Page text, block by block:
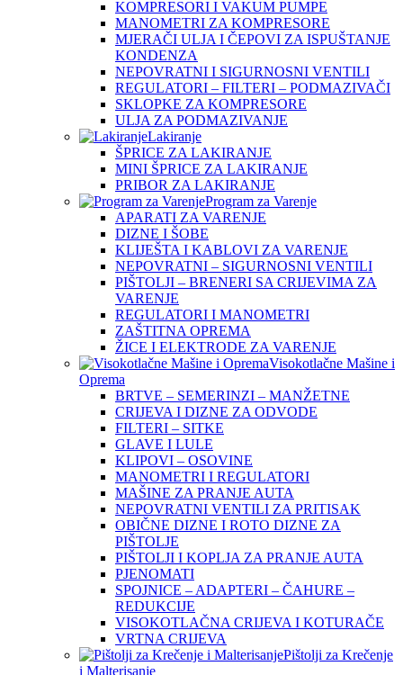
KOMPRESORI I VAKUM PUMPE
MANOMETRI ZA KOMPRESORE
MJERAČI ULJA I ČEPOVI ZA ISPUŠTANJE
KONDENZA
NEPOVRATNI I SIGURNOSNI VENTILI
REGULATORI – FILTERI – PODMAZIVAČI
SKLOPKE ZA KOMPRESORE
ULJA ZA PODMAZIVANJE
Lakiranje
ŠPRICE ZA LAKIRANJE
MINI ŠPRICE ZA LAKIRANJE
PRIBOR ZA LAKIRANJE
Program za Varenje
APARATI ZA VARENJE
DIZNE I ŠOBE
KLIJEŠTA I KABLOVI ZA VARENJE
NEPOVRATNI – SIGURNOSNI VENTILI
PIŠTOLJI – BRENERI SA CRIJEVIMA ZA
VARENJE
REGULATORI I MANOMETRI
ZAŠTITNA OPREMA
ŽICE I ELEKTRODE ZA VARENJE
Visokotlačne Mašine i
Oprema
BRTVE – SEMERINZI – MANŽETNE
CRIJEVA I DIZNE ZA ODVODE
FILTERI – SITKE
GLAVE I LULE
KLIPOVI – OSOVINE
MANOMETRI I REGULATORI
MAŠINE ZA PRANJE AUTA
NEPOVRATNI VENTILI ZA PRITISAK
OBIČNE DIZNE I ROTO DIZNE ZA
PIŠTOLJE
PIŠTOLJI I KOPLJA ZA PRANJE AUTA
PJENOMATI
SPOJNICE – ADAPTERI – ČAHURE –
REDUKCIJE
VISOKOTLAČNA CRIJEVA I KOTURAČE
VRTNA CRIJEVA
Pištolji za Krečenje
i Malterisanje